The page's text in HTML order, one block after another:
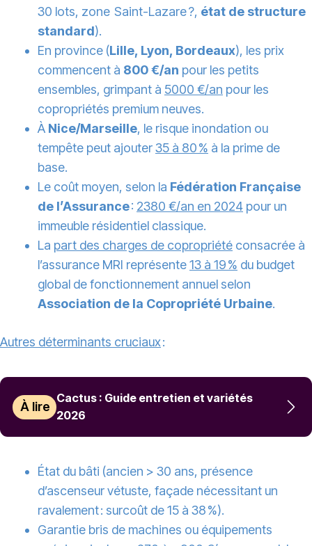
30 lots, zone Saint-Lazare ?, état de structure
standard).
En province (Lille, Lyon, Bordeaux), les prix
commencent à 800 €/an pour les petits
ensembles, grimpant à 5000 €/an pour les
copropriétés premium neuves.
À Nice/Marseille, le risque inondation ou
tempête peut ajouter35 à 80 % à la prime de
base.
Le coût moyen, selon la Fédération Française
de l’Assurance: 2380 €/an en 2024 pour un
immeuble résidentiel classique.
La part des charges de copropriété consacrée à
l’assurance MRI représente13 à 19 % du budget
global de fonctionnement annuel selon
Association de la Copropriété Urbaine.
Autres déterminants cruciaux:
À lire
Cactus : Guide entretien et variétés
2026
État du bâti (ancien > 30 ans, présence
d’ascenseur vétuste, façade nécessitant un
ravalement : surcoût de 15 à 38 %).
Garantie bris de machines ou équipements